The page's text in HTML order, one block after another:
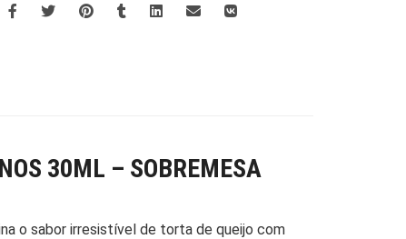
30ML – SOBREMESA
o sabor irresistível de torta de queijo com